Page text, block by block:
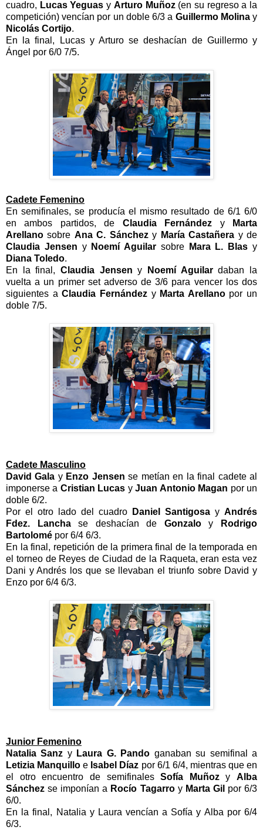
cuadro, Lucas Yeguas y Arturo Muñoz(en su regreso a la
competición) vencían por un doble 6/3 a Guillermo Molinay
Nicolás Cortijo.
En la final, Lucas y Arturo se deshacían de Guillermo y
Ángel por 6/0 7/5.
Cadete Femenino
En semifinales, se producía el mismo resultado de 6/1 6/0
en ambos partidos, de Claudia Fernández yMarta
Arellano sobre Ana C. Sánchezy María Castañera y de
Claudia Jensen y Noemí Aguilar sobreMara L. Blas y
Diana Toledo.
En la final, Claudia Jensen y Noemí Aguilardaban la
vuelta a un primer set adverso de 3/6 para vencer los dos
siguientes aClaudia Fernándezy Marta Arellanopor un
doble 7/5.
Cadete Masculino
David Gala y Enzo Jensen se metían en la final cadete al
imponerse a Cristian Lucas yJuan Antonio Magan por un
doble 6/2.
Por el otro lado del cuadro
Daniel Santigosa y Andrés
Fdez. Lanchase deshacían de Gonzaloy
Rodrigo
Bartolomé por 6/4 6/3.
En la final, repetición de la primera final de la temporada en
el torneo de Reyes de Ciudad de la Raqueta, eran esta vez
Dani y Andrés los que se llevaban el triunfo sobre David y
Enzo por 6/4 6/3.
Junior Femenino
Natalia Sanz y Laura G. Pando ganaban su semifinal a
Letizia Manquillo e Isabel Díaz por 6/1 6/4, mientras que en
el otro encuentro de semifinalesSofía Muñozy Alba
Sánchez se imponían a Rocío Tagarroy Marta Gil por 6/3
6/0.
En la final, Natalia y Laura vencían a Sofía y Alba por 6/4
6/3.